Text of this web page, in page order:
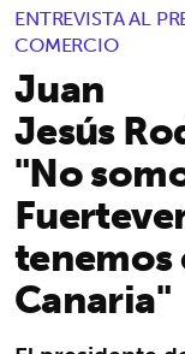
ENTREVISTA AL
COMERCIO
Juan
Jesús
"No
tenemos
Canaria"